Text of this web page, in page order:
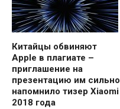
Китайцы обвиняют
Apple в плагиате –
приглашение на
презентацию им сильно
напомнило тизер Xiaomi
2018 года